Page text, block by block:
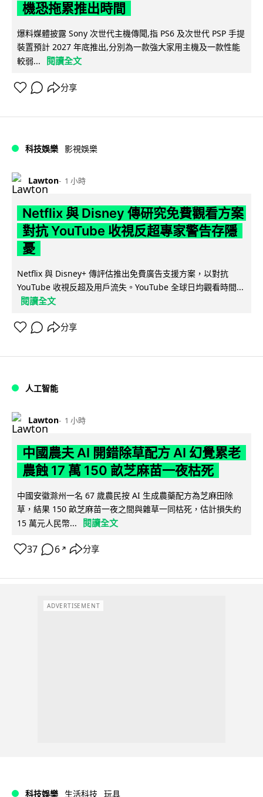
機恐拖累推出時間
爆料媒體披露 Sony 次世代主機傳聞,指 PS6 及次世代 PSP 手提
裝置預計 2027 年底推出,分別為一款強大家用主機及一款性能
較弱...
閱讀全文
分享
科技娛樂 影視娛樂
Lawton 1 小時
Netflix 與 Disney 傳研究免費觀看方案
對抗 YouTube 收視反超專家警告存隱
憂
Netflix 與 Disney+ 傳評估推出免費廣告支援方案，以對抗
YouTube 收視反超及用戶流失。YouTube 全球日均觀看時間...
閱讀全文
分享
人工智能
Lawton 1 小時
中國農夫 AI 開錯除草配方 AI 幻覺累老
農蝕 17 萬 150 畝芝麻苗一夜枯死
中國安徽滁州一名 67 歲農民按 AI 生成農藥配方為芝麻田除
草，結果 150 畝芝麻苗一夜之間與雜草一同枯死，估計損失約
15 萬元人民幣...
閱讀全文
37 6 ↗ 分享
ADVERTISEMENT
科技娛樂 生活科技 玩具